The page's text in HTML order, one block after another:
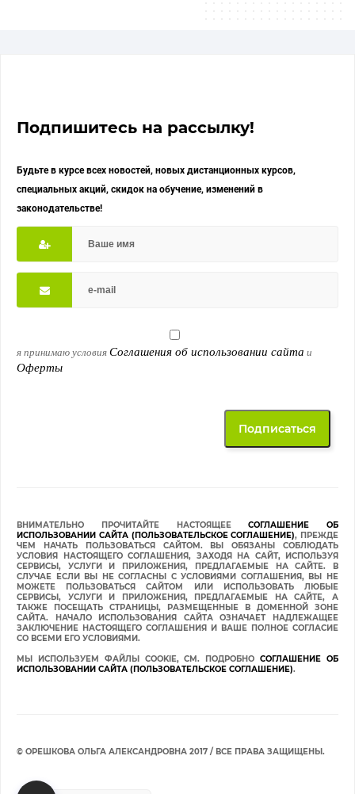
Подпишитесь на рассылку!
Будьте в курсе всех новостей, новых дистанционных курсов,
специальных акций, скидок на обучение, изменений в
законодательстве!
я принимаю условияСоглашения об использовании сайта и
Оферты
ВНИМАТЕЛЬНО ПРОЧИТАЙТЕ НАСТОЯЩЕЕСОГЛАШЕНИЕ ОБ
ИСПОЛЬЗОВАНИИ САЙТА (ПОЛЬЗОВАТЕЛЬСКОЕ СОГЛАШЕНИЕ), ПРЕЖДЕ
ЧЕМ НАЧАТЬ ПОЛЬЗОВАТЬСЯ САЙТОМ. ВЫ ОБЯЗАНЫ СОБЛЮДАТЬ
УСЛОВИЯ НАСТОЯЩЕГО СОГЛАШЕНИЯ, ЗАХОДЯ НА САЙТ, ИСПОЛЬЗУЯ
СЕРВИСЫ, УСЛУГИ И ПРИЛОЖЕНИЯ, ПРЕДЛАГАЕМЫЕ НА САЙТЕ. В
СЛУЧАЕ ЕСЛИ ВЫ НЕ СОГЛАСНЫ С УСЛОВИЯМИ СОГЛАШЕНИЯ, ВЫ НЕ
МОЖЕТЕ ПОЛЬЗОВАТЬСЯ САЙТОМ ИЛИ ИСПОЛЬЗОВАТЬ ЛЮБЫЕ
СЕРВИСЫ, УСЛУГИ И ПРИЛОЖЕНИЯ, ПРЕДЛАГАЕМЫЕ НА САЙТЕ, А
ТАКЖЕ ПОСЕЩАТЬ СТРАНИЦЫ, РАЗМЕЩЕННЫЕ В ДОМЕННОЙ ЗОНЕ
САЙТА. НАЧАЛО ИСПОЛЬЗОВАНИЯ САЙТА ОЗНАЧАЕТ НАДЛЕЖАЩЕЕ
ЗАКЛЮЧЕНИЕ НАСТОЯЩЕГО СОГЛАШЕНИЯ И ВАШЕ ПОЛНОЕ СОГЛАСИЕ
СО ВСЕМИ ЕГО УСЛОВИЯМИ.
МЫ ИСПОЛЬЗУЕМ ФАЙЛЫ COOKIE, СМ. ПОДРОБНОСОГЛАШЕНИЕ ОБ
ИСПОЛЬЗОВАНИИ САЙТА (ПОЛЬЗОВАТЕЛЬСКОЕ СОГЛАШЕНИЕ).
© ОРЕШКОВА ОЛЬГА АЛЕКСАНДРОВНА 2017 / ВСЕ ПРАВА ЗАЩИЩЕНЫ.